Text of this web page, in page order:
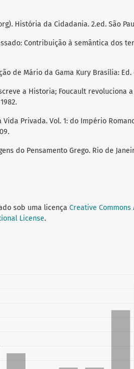
História da Cidadania. 2.ed. São
Contribuição à semântica dos
de Mário da Gama Kury Brasília: Ed.
a Historia; Foucault revoluciona
Vida Privada. Vol. 1: do Império
do Pensamento Grego. Rio de
sob uma licença Creative
License.